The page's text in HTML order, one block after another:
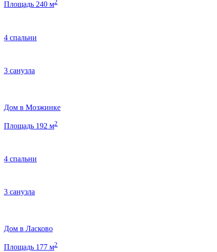
Площадь 240 м2
4 спальни
3 санузла
Дом в Мозжинке
Площадь 192 м2
4 спальни
3 санузла
Дом в Ласково
Площадь 177 м2